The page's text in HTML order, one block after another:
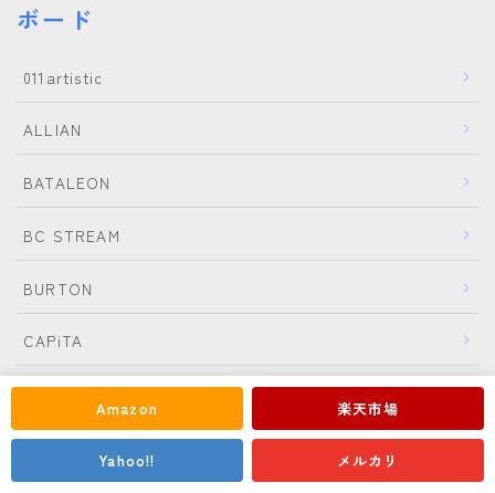
Amazon 楽天市場
Yahoo!! メルカリ
ボード
011artistic
ALLIAN
BATALEON
BC STREAM
BURTON
CAPiTA
CROOJA
DEATH LABEL